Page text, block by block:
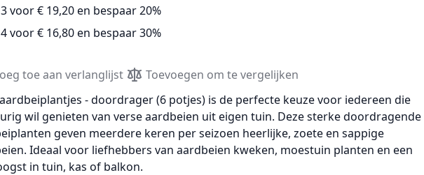
voor€ 19,20en bespaar20%
voor€ 16,80en bespaar30%
toe aan verlanglijst
Toevoegen om te vergelijken
aardbeiplantjes - doordrager (6 potjes) is de perfecte keuze voor iedereen die
wil genieten van verse aardbeien uit eigen tuin. Deze sterkedoordragende
geven meerdere keren per seizoen heerlijke, zoete en sappige
. Ideaal voor liefhebbers van aardbeien kweken, moestuin planten en een
in tuin, kas of balkon.